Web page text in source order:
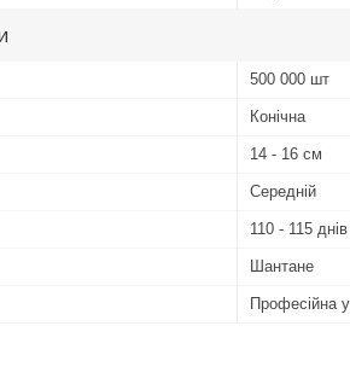
500 000 шт
Конічна
14 - 16 см
Середній
110 - 115 днів
Шантане
Професійна